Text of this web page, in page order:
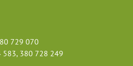
729 070
583, 380 728 249